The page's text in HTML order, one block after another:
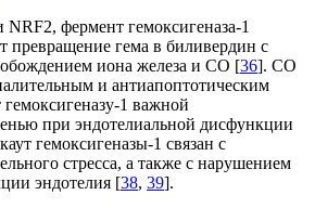
фермент гемоксигеназа-1
превращение гема в биливердин с
иона железа и CO [36]. СО
и антиапоптотическим
гемоксигеназу-1 важной
при эндотелиальной дисфункции
гемоксигеназы-1 связан с
стресса, а также с нарушением
эндотелия [38, 39].